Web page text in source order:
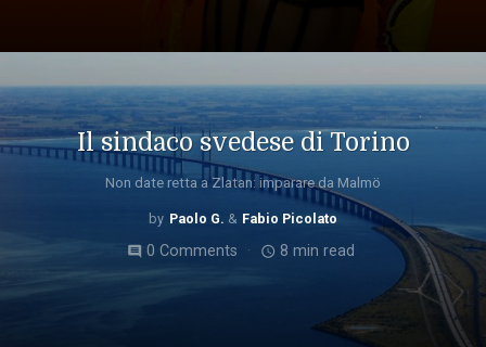
Il sindaco svedese di Torino
Non date retta a Zlatan: imparare da Malmö
Paolo G. Fabio Picolato
comment0 Comments access_time 8 min read